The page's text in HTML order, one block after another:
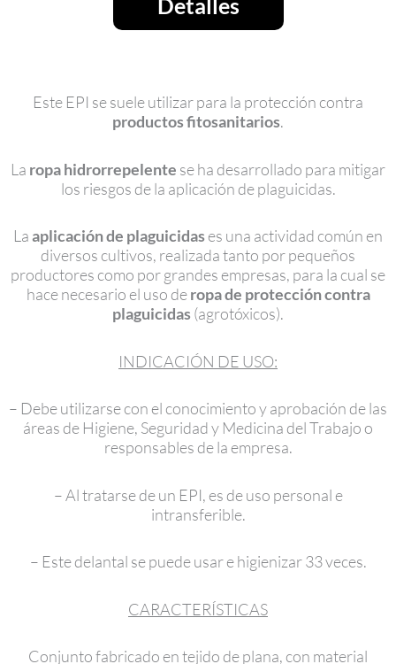
Detalles
Este EPI se suele utilizar para la protección contra
productos fitosanitarios.
La ropa hidrorrepelente se ha desarrollado para mitigar
los riesgos de la aplicación de plaguicidas.
Laaplicación de plaguicidas es una actividad común en
diversos cultivos, realizada tanto por pequeños
productores como por grandes empresas, para la cual se
hace necesario el uso deropa de protección contra
plaguicidas (agrotóxicos).
INDICACIÓN DE USO:
– Debe utilizarse con el conocimiento y aprobación de las
áreas de Higiene, Seguridad y Medicina del Trabajo o
responsables de la empresa.
– Al tratarse de un EPI, es de uso personal e
intransferible.
– Este delantal se puede usar e higienizar 33 veces.
CARACTERÍSTICAS
Conjunto fabricado en tejido de plana, con material